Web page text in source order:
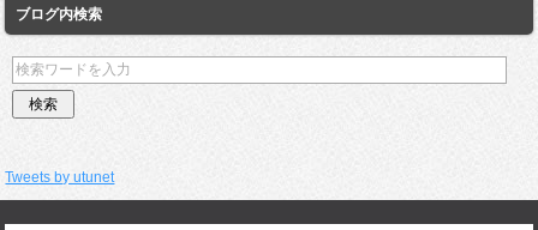
ブログ内検索
Tweets by utunet